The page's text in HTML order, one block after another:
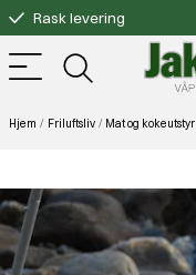
Rask levering
Gratis bytte
Fri frakt over 3000.-
Hjem Friluftsliv Mat og kokeutstyr